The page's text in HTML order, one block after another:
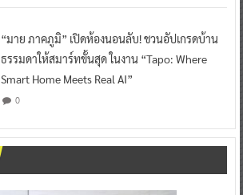
“มาย ภาคภูมิ” เปิดห้องนอนลับ! ชวนอัปเกรดบ้าน
ธรรมดาให้สมาร์ทขั้นสุด ในงาน “Tapo: Where
Smart Home Meets Real AI”
0